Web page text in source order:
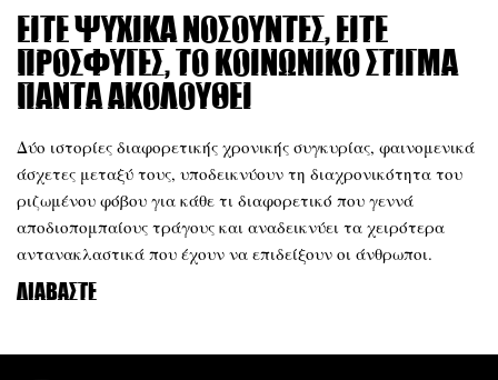
Είτε ψυχικά νοσούντες, είτε
πρόσφυγες, το κοινωνικό στίγμα
πάντα ακολουθεί
Δύο ιστορίες διαφορετικής χρονικής συγκυρίας, φαινομενικά
άσχετες μεταξύ τους, υποδεικνύουν τη διαχρονικότητα του
ριζωμένου φόβου για κάθε τι διαφορετικό που γεννά
αποδιοπομπαίους τράγους και αναδεικνύει τα χειρότερα
αντανακλαστικά που έχουν να επιδείξουν οι άνθρωποι.
Διαβάστε